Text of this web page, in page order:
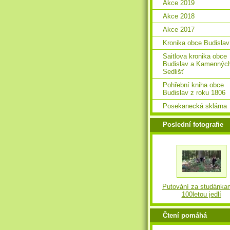
Akce 2019
Akce 2018
Akce 2017
Kronika obce Budislav
Saitlova kronika obce
Budislav a
Sedlišť
Pohřební kniha obce
Budislav z roku 1806
Posekanecká sklárna
Poslední fotografie
Putování za
100letou jedlí
Čtení pomáhá